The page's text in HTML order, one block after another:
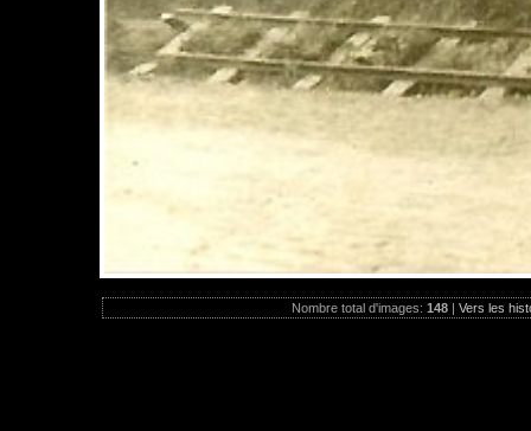
Nombre total d'images: 148 | Vers les